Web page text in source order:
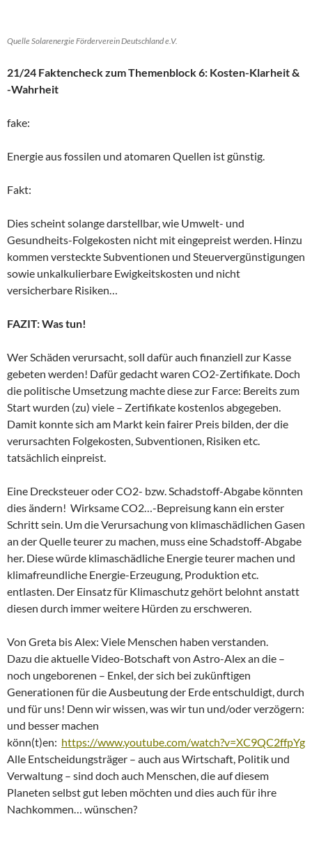
Quelle Solarenergie Förderverein Deutschland e.V.
21/24 Faktencheck zum Themenblock 6: Kosten-Klarheit &
-Wahrheit
fake:
Energie aus fossilen und atomaren Quellen ist günstig.
Fakt:
Dies scheint solange darstellbar, wie Umwelt- und
Gesundheits-Folgekosten nicht mit eingepreist werden. Hinzu
kommen versteckte Subventionen und Steuervergünstigungen
sowie unkalkulierbare Ewigkeitskosten und nicht
versicherbare Risiken…
FAZIT: Was tun!
Wer Schäden verursacht, soll dafür auch finanziell zur Kasse
gebeten werden! Dafür gedacht waren CO2-Zertifikate. Doch
die politische Umsetzung machte diese zur Farce: Bereits zum
Start wurden (zu) viele – Zertifikate kostenlos abgegeben.
Damit konnte sich am Markt kein fairer Preis bilden, der die
verursachten Folgekosten, Subventionen, Risiken etc.
tatsächlich einpreist.
Eine Drecksteuer oder CO2- bzw. Schadstoff-Abgabe könnten
dies ändern! Wirksame CO2…-Bepreisung kann ein erster
Schritt sein. Um die Verursachung von klimaschädlichen Gasen
an der Quelle teurer zu machen, muss eine Schadstoff-Abgabe
her. Diese würde klimaschädliche Energie teurer machen und
klimafreundliche Energie-Erzeugung, Produktion etc.
entlasten. Der Einsatz für Klimaschutz gehört belohnt anstatt
diesen durch immer weitere Hürden zu erschweren.
Von Greta bis Alex: Viele Menschen haben verstanden.
Dazu die aktuelle Video-Botschaft von Astro-Alex an die –
noch ungeborenen – Enkel, der sich bei zukünftigen
Generationen für die Ausbeutung der Erde entschuldigt, durch
und für uns! Denn wir wissen, was wir tun und/oder verzögern:
und besser machen
könn(t)en: https://www.youtube.com/watch?v=XC9QC2ffpYg
Alle Entscheidungsträger – auch aus Wirtschaft, Politik und
Verwaltung – sind doch auch Menschen, die auf diesem
Planeten selbst gut leben möchten und dies auch für ihre
Nachkommen… wünschen?